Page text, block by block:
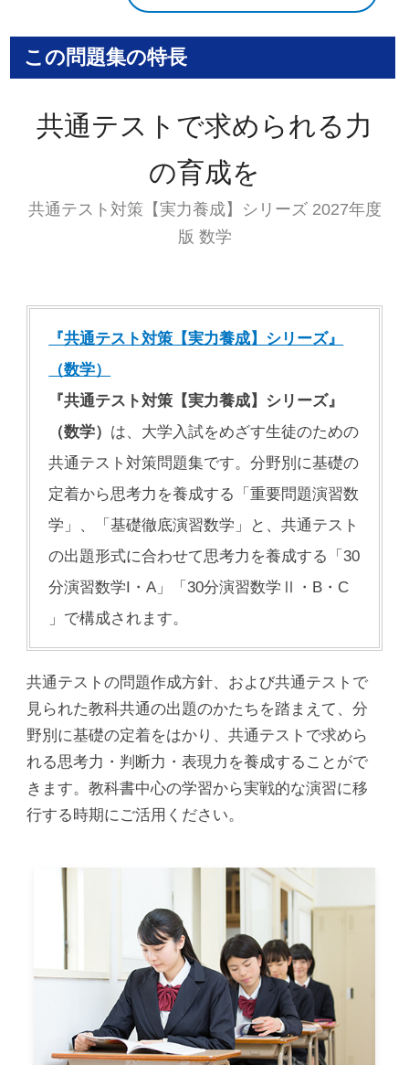
この問題集の特長
共通テストで求められる力
の育成を
共通テスト対策【実力養成】シリーズ 2027年度
版 数学
『共通テスト対策【実力養成】シリーズ』
（数学）
『共通テスト対策【実力養成】シリーズ』
（数学） は、大学入試をめざす生徒のための
共通テスト対策問題集です。分野別に基礎の
定着から思考力を養成する「重要問題演習数
学」、「基礎徹底演習数学」と、共通テスト
の出題形式に合わせて思考力を養成する「30
分演習数学I・A」「30分演習数学Ⅱ・B・C
」で構成されます。
共通テストの問題作成方針、および共通テストで
見られた教科共通の出題のかたちを踏まえて、分
野別に基礎の定着をはかり、共通テストで求めら
れる思考力・判断力・表現力を養成することがで
きます。教科書中心の学習から実戦的な演習に移
行する時期にご活用ください。